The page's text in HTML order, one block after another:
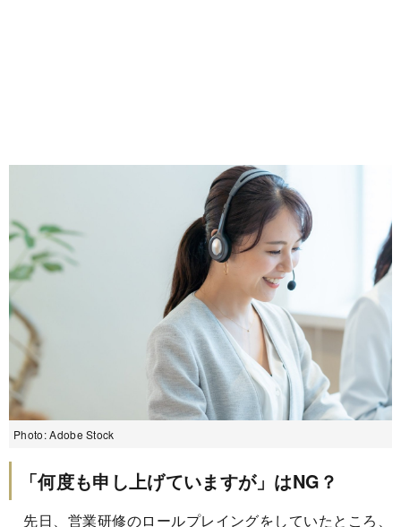
Photo: Adobe Stock
「何度も申し上げていますが」はNG？
先日、営業研修のロールプレイングをしていたところ、